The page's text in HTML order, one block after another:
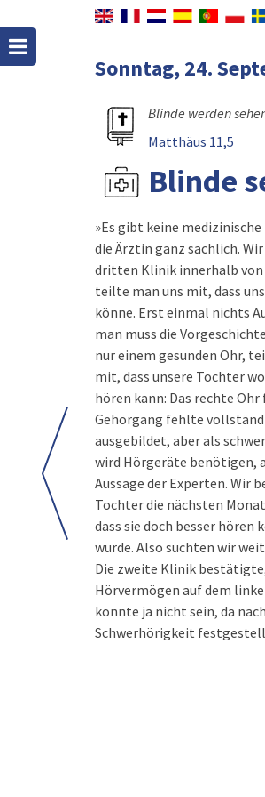
Sonntag, 24.
Blinde werden
Matthäus 11,5
Blinde
»Es gibt keine
die Ärztin ganz sachlich.
dritten Klinik innerhalb von
teilte man uns mit, dass
könne. Erst einmal nichts
man muss die
nur einem gesunden Ohr,
mit, dass unsere Tochter
hören kann: Das rechte
Gehörgang fehlte
ausgebildet, aber als
wird Hörgeräte benötigen,
Aussage der Experten. Wir
Tochter die nächsten
dass sie doch besser hören
wurde. Also suchten wir
Die zweite Klinik
Hörvermögen auf dem
konnte ja nicht sein, da
Schwerhörigkeit
zur dritten Klinik. Nach
Tests teilte uns die Ärztin
links einwandfrei hören!«
gab keine medizinische
unlogisch. Es konnte
Beginn waren
zum Schluss auch. Irrtum